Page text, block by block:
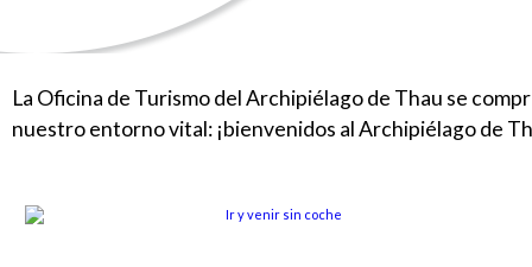
La Oficina de Turismo del Archipiélago de Thau se
nuestro entorno vital: ¡bienvenidos al Archipiélago de